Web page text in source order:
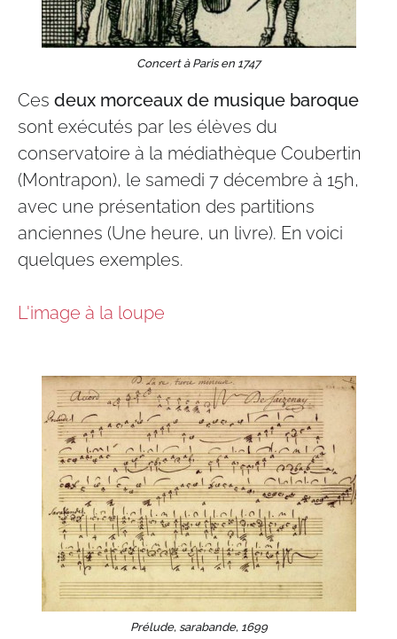
Concert à Paris en 1747
Ces deux morceaux de musique baroque
sont exécutés par les élèves du
conservatoire à la médiathèque Coubertin
(Montrapon), le samedi 7 décembre à 15h,
avec une présentation des partitions
anciennes (Une heure, un livre). En voici
quelques exemples.
L'image à la loupe
Prélude, sarabande, 1699